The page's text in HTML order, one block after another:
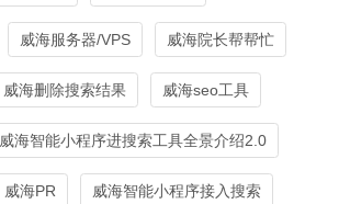
威海服务器/VPS 威海院长帮帮忙
威海删除搜索结果 威海seo工具
威海智能小程序进搜索工具全景介绍2.0
威海PR 威海智能小程序接入搜索